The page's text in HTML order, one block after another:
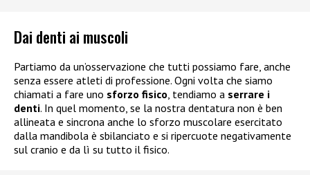
Dai denti ai muscoli
Partiamo da un’osservazione che tutti possiamo fare, anche
senza essere atleti di professione. Ogni volta che siamo
chiamati a fare uno sforzo fisico , tendiamo a serrare i
denti. In quel momento, se la nostra dentatura non è ben
allineata e sincrona anche lo sforzo muscolare esercitato
dalla mandibola è sbilanciato e si ripercuote negativamente
sul cranio e da lì su tutto il fisico.